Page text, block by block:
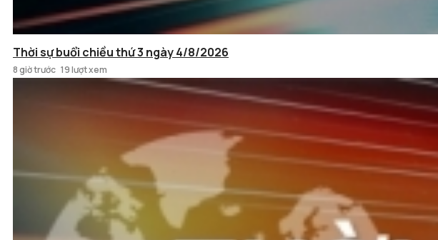
Thời sự buổi chiều thứ 3 ngày 4/8/2026
8 giờ trước 19 lượt xem